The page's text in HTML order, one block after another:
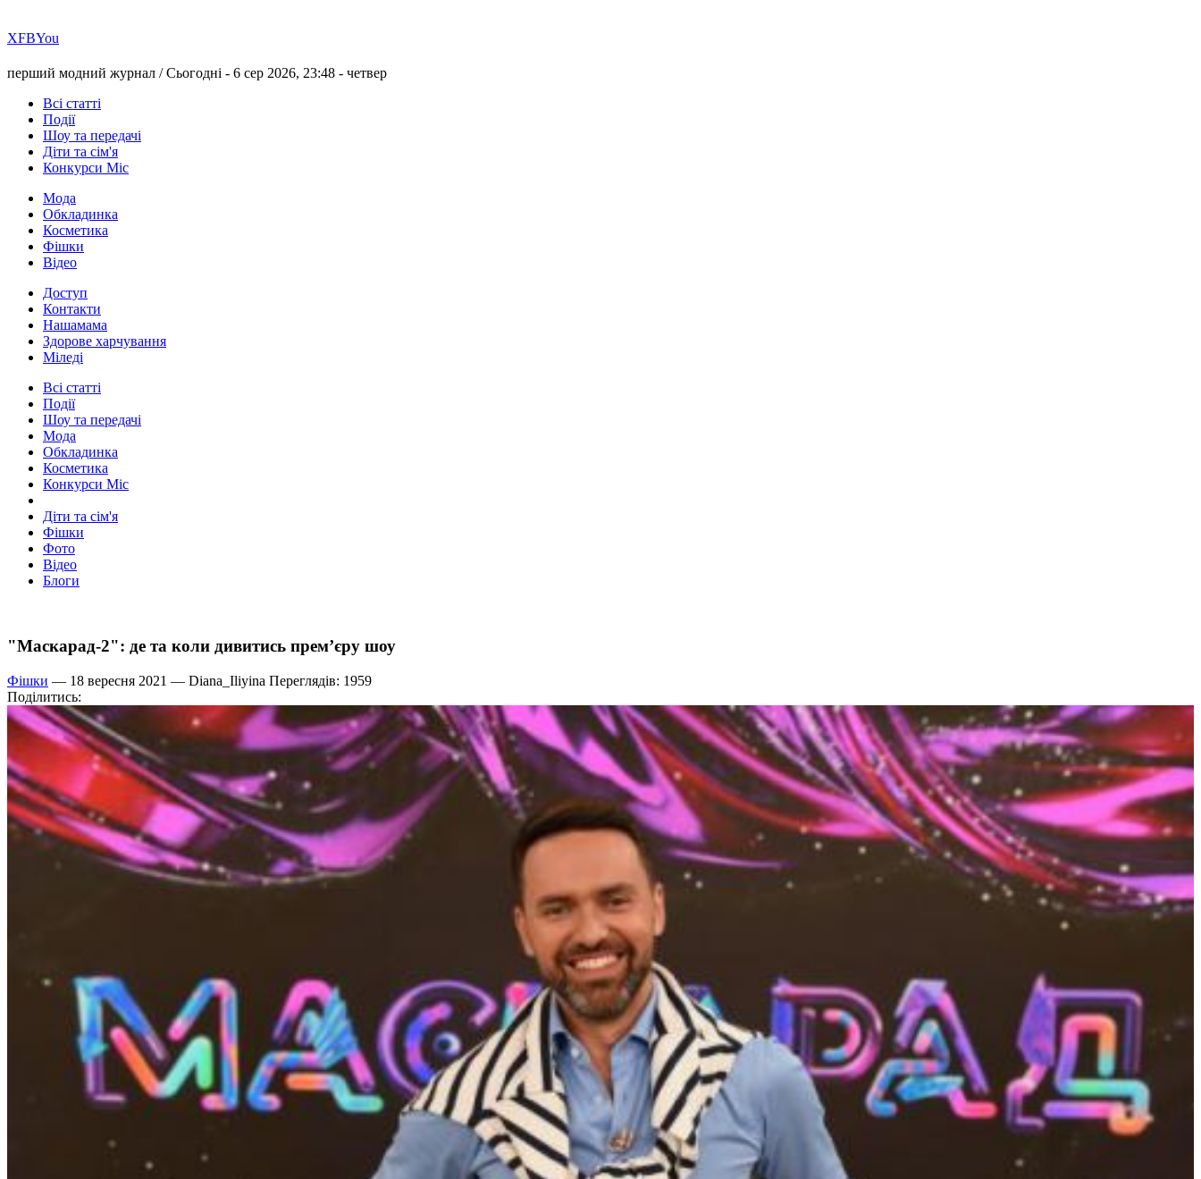
ХFBYou
перший модний журнал /Сьогодні - 6 сер 2026, 23:48 - четвер
Всі статті
Події
Шоу та передачі
Діти та сім'я
Конкурси Міс
Мода
Обкладинка
Косметика
Фішки
Відео
Доступ
Контакти
Нашамама
Здорове харчування
Міледі
Всі статті
Події
Шоу та передачі
Мода
Обкладинка
Косметика
Конкурси Міс
Діти та сім'я
Фішки
Фото
Відео
Блоги
"Маскарад-2": де та коли дивитись прем’єру шоу
Фішки — 18 вересня 2021 — Diana_Iliyina Переглядів: 1959
Поділитись: